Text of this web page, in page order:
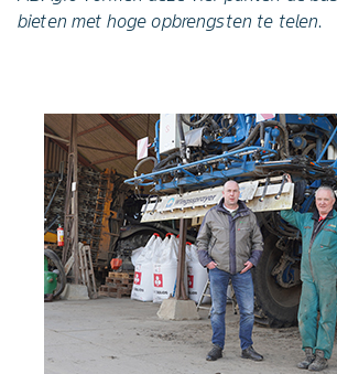
bieten met hoge opbrengsten te telen.